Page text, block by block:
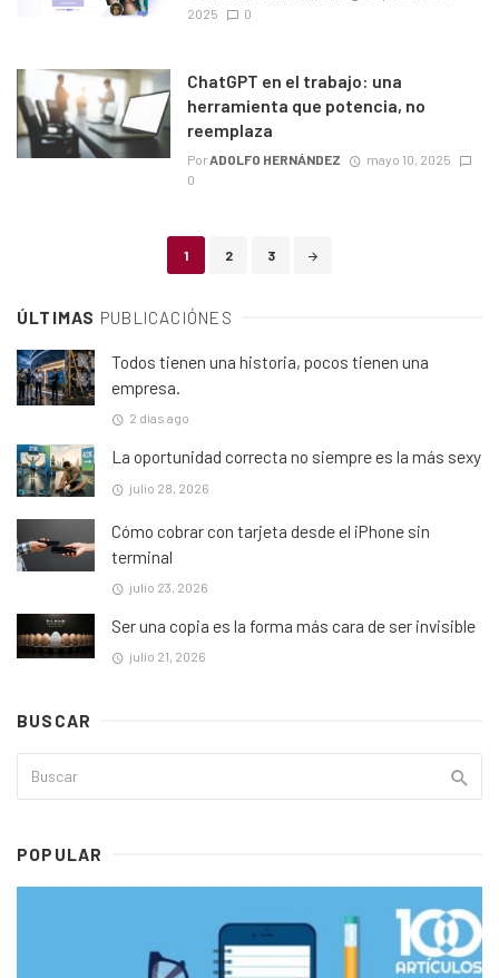
2025
0
ChatGPT en el trabajo: una
herramienta que potencia, no
reemplaza
PorADOLFO HERNÁNDEZ
mayo 10, 2025
0
1 2 3
ÚLTIMAS PUBLICACIÓNES
Todos tienen una historia, pocos tienen una
empresa.
2 días ago
La oportunidad correcta no siempre es la más sexy
julio 28, 2026
Cómo cobrar con tarjeta desde el iPhone sin
terminal
julio 23, 2026
Ser una copia es la forma más cara de ser invisible
julio 21, 2026
BUSCAR
POPULAR